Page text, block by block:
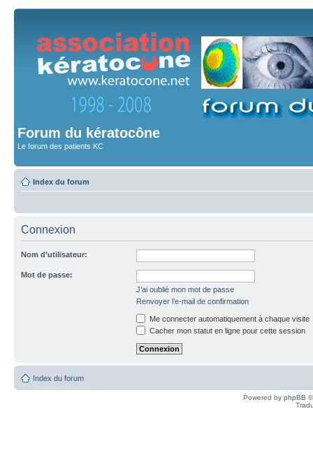
Forum du kératocône
Le forum des patients KC
Index du forum
Connexion
Nom d’utilisateur:
Mot de passe:
J’ai oublié mon mot de passe
Renvoyer l’e-mail de confirmation
Me connecter automatiquement à chaque visite
Cacher mon statut en ligne pour cette session
Index du forum
Powered by phpBB